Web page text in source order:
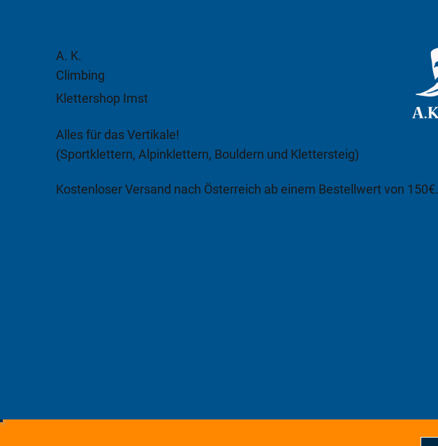
A. K.
Climbing
Klettershop Imst
Alles für das Vertikale!
(Sportklettern, Alpinklettern, Bouldern und Klettersteig)
Kostenloser Versand nach Österreich ab einem Bestellwert von 150€.